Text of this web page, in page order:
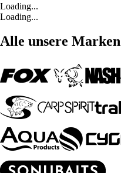
Loading...
Loading...
Alle unsere Marken